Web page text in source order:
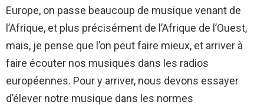
Europe, on passe beaucoup de musique venant de
l’Afrique, et plus précisément de l’Afrique de l’Ouest,
mais, je pense que l’on peut faire mieux, et arriver à
faire écouter nos musiques dans les radios
européennes. Pour y arriver, nous devons essayer
d’élever notre musique dans les normes